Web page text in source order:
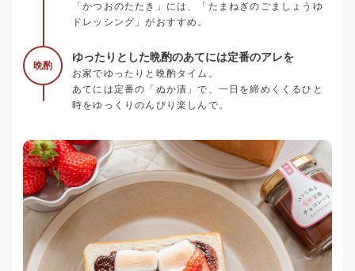
「かつおのたたき」には、「たまねぎのごましょうゆ
ドレッシング」がおすすめ。
晩酌
ゆったりとした晩酌のあてには定番のアレを
お家でゆったりと晩酌タイム。
あてには定番の「ぬか漬」で、一日を締めくくるひと
時をゆっくりのんびり楽しんで。